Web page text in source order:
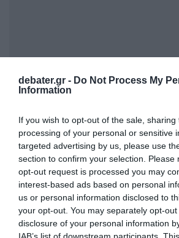
debater.gr - Do Not Process My
Information
If you wish to opt-out of the sale,
processing of your personal or sensitive
targeted advertising by us, please use
section to confirm your selection. Please
opt-out request is processed you may
interest-based ads based on personal
us or personal information disclosed to
your opt-out. You may separately opt-
disclosure of your personal information
Προσθήκη ως
πηγή στην
Ειδήσεις σήμερα